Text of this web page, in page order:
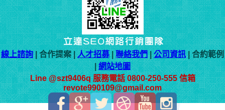
線上諮詢| 合作提案 |人才招募|聯絡我們|公司資訊| 合約範例
|網站地圖
Line @szt9406q 服務電話 0800-250-555 信箱
revote990109@gmail.com